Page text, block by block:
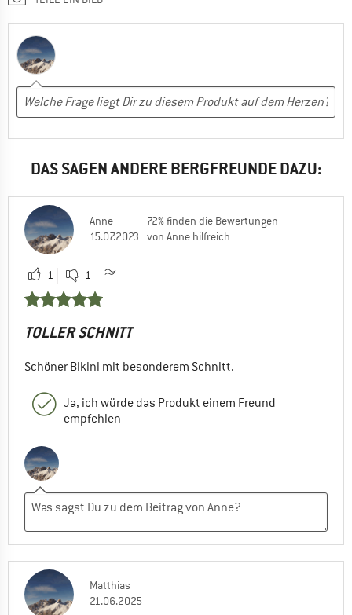
DAS SAGEN ANDERE BERGFREUNDE DAZU:
Anne
15.07.2023
72% finden die Bewertungen
von Anne hilfreich
1 1
TOLLER SCHNITT
Schöner Bikini mit besonderem Schnitt.
Ja, ich würde das Produkt einem Freund
empfehlen
Matthias
21.06.2025